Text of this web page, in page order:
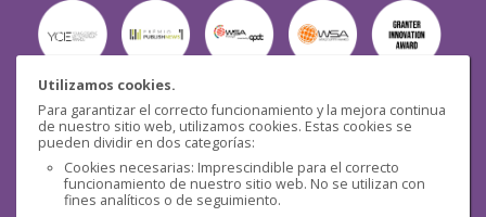
Utilizamos cookies.
Para garantizar el correcto funcionamiento y la mejora continua
de nuestro sitio web, utilizamos cookies. Estas cookies se
pueden dividir en dos categorías:
Cookies necesarias: Imprescindible para el correcto
funcionamiento de nuestro sitio web. No se utilizan con
fines analíticos o de seguimiento.
Seguridad